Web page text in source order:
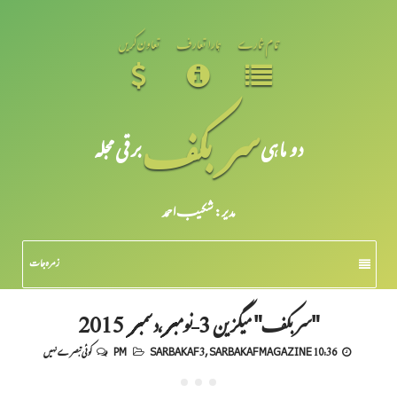
تمام شمارے ہمارا تعارف تعاون کریں
دو ماہیسر بکفبرقی مجلہ
مدیر: شکیبـ احمد
زمرہ جات
"سربکف" میگزین 3-نومبر،دسمبر 2015
10:36 PM
SARBAKAF 3,SARBAKAF MAGAZINE کوئی تبصرے نہیں